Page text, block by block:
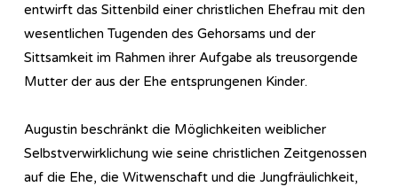
entwirft das Sittenbild einer christlichen Ehefrau mit den
wesentlichen Tugenden des Gehorsams und der
Sittsamkeit im Rahmen ihrer Aufgabe als treusorgende
Mutter der aus der Ehe entsprungenen Kinder.
Augustin beschränkt die Möglichkeiten weiblicher
Selbstverwirklichung wie seine christlichen Zeitgenossen
auf die Ehe, die Witwenschaft und die Jungfräulichkeit,